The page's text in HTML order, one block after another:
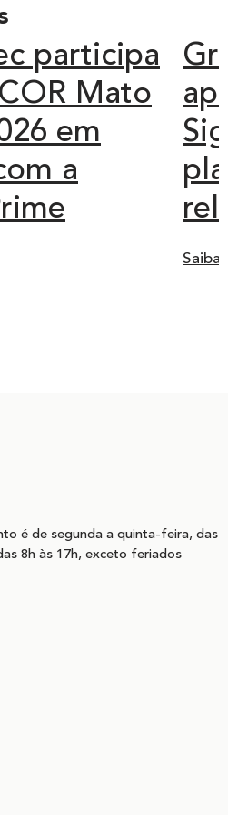
participa
Mato
em
a
Saiba
é de segunda a quinta-feira, das
8h às 17h, exceto feriados